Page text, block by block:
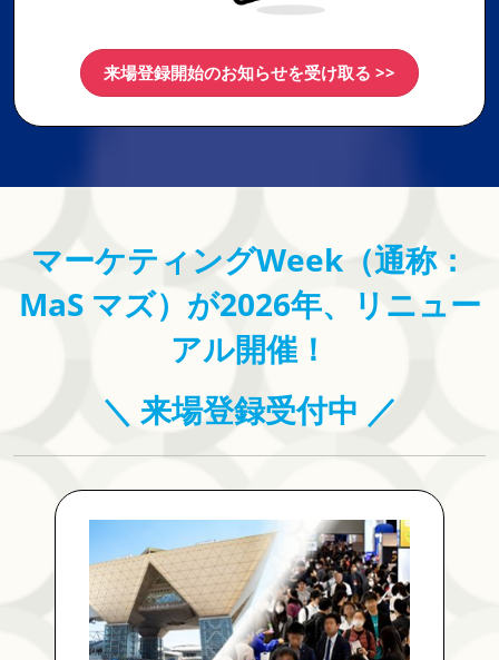
来場登録開始のお知らせを受け取る >>
マーケティングWeek（通称：
MaS マズ）が2026年、リニュー
アル開催！
＼ 来場登録受付中 ／